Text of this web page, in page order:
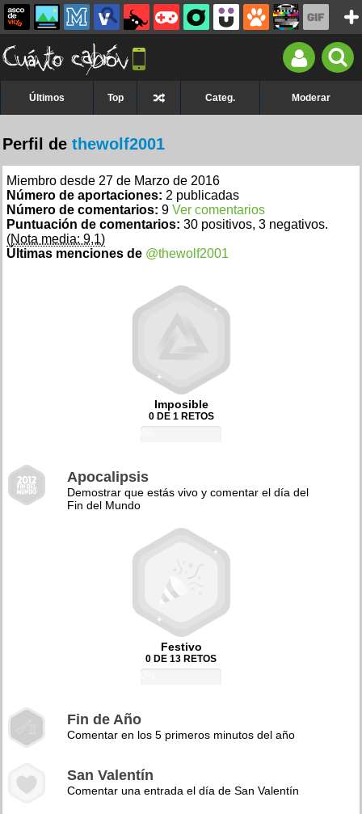
Últimos Top Categ. Moderar
Perfil de thewolf2001
Miembro desde 27 de Marzo de 2016
Número de aportaciones: 2 publicadas
Número de comentarios: 9 Ver comentarios
Puntuación de comentarios: 30 positivos, 3 negativos.
(Nota media: 9,1)
Últimas menciones de @thewolf2001
Imposible
0 DE 1 RETOS
Apocalipsis
Demostrar que estás vivo y comentar el día del
Fin del Mundo
Festivo
0 DE 13 RETOS
Fin de Año
Comentar en los 5 primeros minutos del año
San Valentín
Comentar una entrada el día de San Valentín